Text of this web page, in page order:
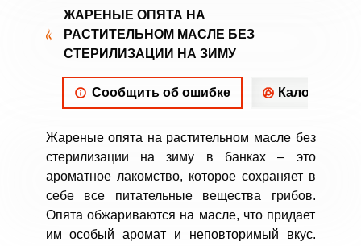
ЖАРЕНЫЕ ОПЯТА НА
РАСТИТЕЛЬНОМ МАСЛЕ БЕЗ
СТЕРИЛИЗАЦИИ НА ЗИМУ
Сообщить об ошибке
Жареные опята на растительном масле без
стерилизации на зиму в банках – это
ароматное лакомство, которое сохраняет в
себе все питательные вещества грибов.
Опята обжариваются на масле, что придает
им особый аромат и неповторимый вкус.